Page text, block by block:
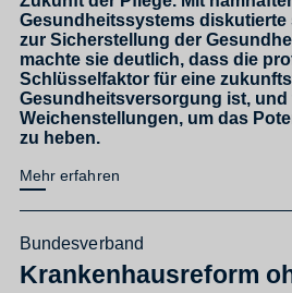
Gesundheitssystems diskutierte
zur Sicherstellung der
machte sie deutlich, dass die
Schlüsselfaktor für eine
Gesundheitsversorgung ist,
Weichenstellungen, um das
zu heben.
Mehr erfahren
Bundesverband
Krankenhausreform